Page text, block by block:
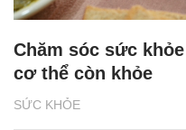
SỨC KHỎE
Chăm sóc sức
cơ thể còn khỏe